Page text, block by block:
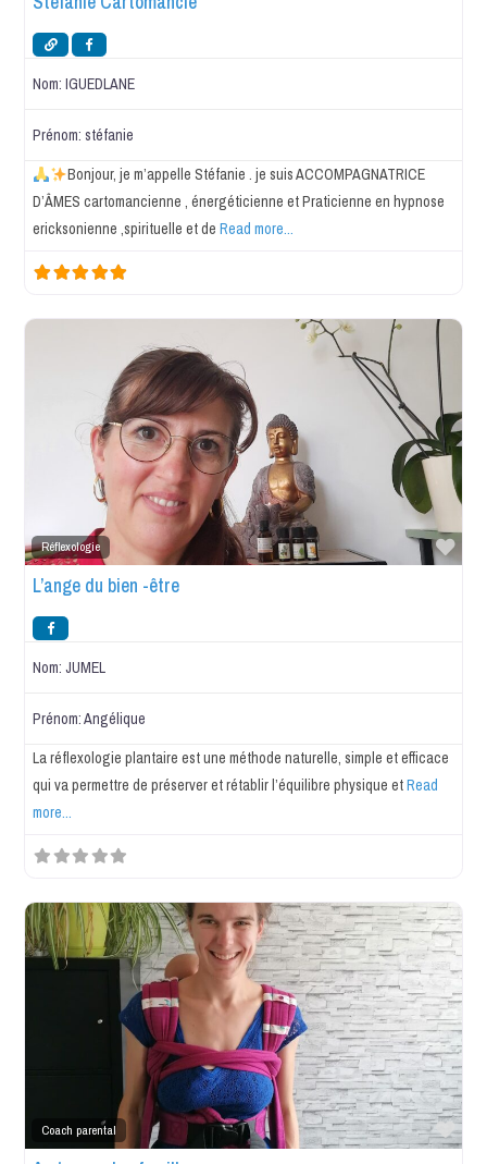
Nom:IGUEDLANE
Prénom: stéfanie
Bonjour, je m’appelle Stéfanie . je suis ACCOMPAGNATRICE
D’ÂMES cartomancienne , énergéticienne et Praticienne en hypnose
ericksonienne ,spirituelle et deRead more...
Réflexologie
L’ange du bien -être
Nom:JUMEL
Prénom:Angélique
La réflexologie plantaire est une méthode naturelle, simple et efficace
qui va permettre de préserver et rétablir l’équilibre physique etRead
more...
Coach parental